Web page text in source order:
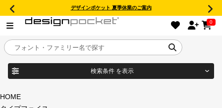
デザインポケット 夏季休業のご案内
0
目的別フォントガイド
検索条件 を表示
HOME